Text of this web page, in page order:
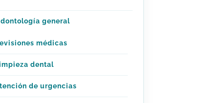
general
médicas
dental
de urgencias